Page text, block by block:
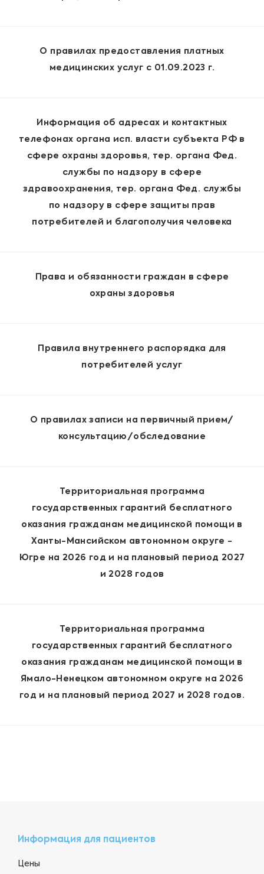
О правилах предоставления платных
медицинских услуг с 01.09.2023 г.
Информация об адресах и контактных
телефонах органа исп. власти субъекта РФ в
сфере охраны здоровья, тер. органа Фед.
службы по надзору в сфере
здравоохранения, тер. органа Фед. службы
по надзору в сфере защиты прав
потребителей и благополучия человека
Права и обязанности граждан в сфере
охраны здоровья
Правила внутреннего распорядка для
потребителей услуг
О правилах записи на первичный прием/
консультацию/обследование
Территориальная программа
государственных гарантий бесплатного
оказания гражданам медицинской помощи в
Ханты-Мансийском автономном округе -
Югре на 2026 год и на плановый период 2027
и 2028 годов
Территориальная программа
государственных гарантий бесплатного
оказания гражданам медицинской помощи в
Ямало-Ненецком автономном округе на 2026
год и на плановый период 2027 и 2028 годов.
Информация для пациентов
Цены